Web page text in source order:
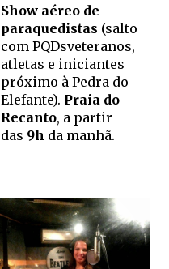
Show aéreo de
paraquedistas (salto
com PQDsveteranos,
atletas e iniciantes
próximo à Pedra do
Elefante). Praia do
Recanto, a partir
das 9h da manhã.